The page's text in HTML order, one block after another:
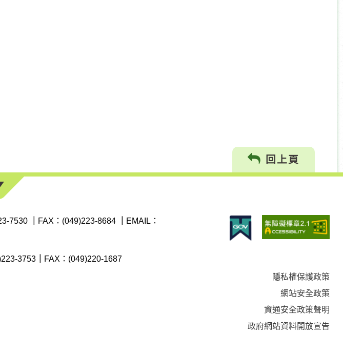
回上頁
7530 FAX：(049)223-8684 EMAIL：
3753 FAX：(049)220-1687
隱私權保護政策
網站安全政策
資通安全政策聲明
政府網站資料開放宣告